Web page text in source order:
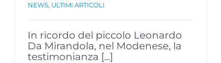
NEWS, ULTIMI ARTICOLI
In ricordo del piccolo Leonardo
Da Mirandola, nel Modenese, la
testimonianza [...]